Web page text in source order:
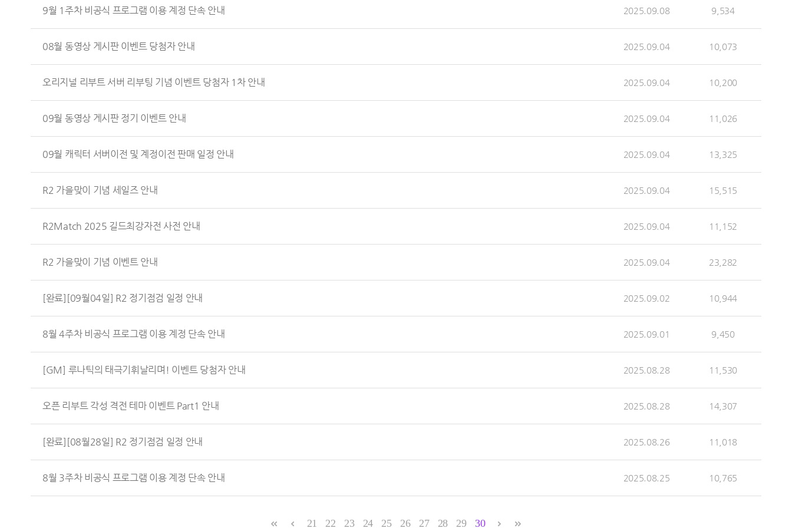
9월 1주차 비공식 프로그램 이용 계정 단속 안내 2025.09.08 9,534
08월 동영상 게시판 이벤트 당첨자 안내 2025.09.04 10,073
오리지널 리부트 서버 리부팅 기념 이벤트 당첨자 1차 안내 2025.09.04 10,200
09월 동영상 게시판 정기 이벤트 안내 2025.09.04 11,026
09월 캐릭터 서버이전 및 계정이전 판매 일정 안내 2025.09.04 13,325
R2 가을맞이 기념 세일즈 안내 2025.09.04 15,515
R2Match 2025 길드최강자전 사전 안내 2025.09.04 11,152
R2 가을맞이 기념 이벤트 안내 2025.09.04 23,282
[완료][09월04일] R2 정기점검 일정 안내 2025.09.02 10,944
8월 4주차 비공식 프로그램 이용 계정 단속 안내 2025.09.01 9,450
[GM] 루나틱의 태극기휘날리며! 이벤트 당첨자 안내 2025.08.28 11,530
오픈 리부트 각성 격전 테마 이벤트 Part1 안내 2025.08.28 14,307
[완료][08월28일] R2 정기점검 일정 안내 2025.08.26 11,018
8월 3주차 비공식 프로그램 이용 계정 단속 안내 2025.08.25 10,765
21 22 23 24 25 26 27 28 29 30